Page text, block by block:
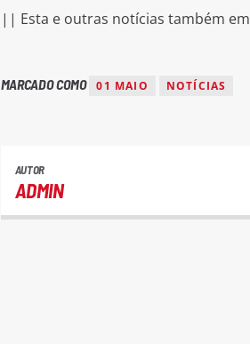
|| Esta e outras notícias também em
MARCADO COMO 01 MAIO NOTÍCIAS
AUTOR
ADMIN